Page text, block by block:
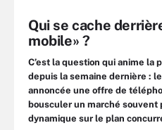
Qui se cache
mobile» ?
C’est la question qui anime la
depuis la semaine dernière :
annoncée une offre de
bousculer un marché souvent
dynamique sur le plan